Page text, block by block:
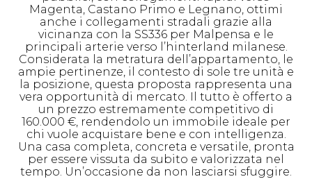
Magenta, Castano Primo e Legnano, ottimi
anche i collegamenti stradali grazie alla
vicinanza con la SS336 per Malpensa e le
principali arterie verso l’hinterland milanese.
Considerata la metratura dell’appartamento, le
ampie pertinenze, il contesto di sole tre unità e
la posizione, questa proposta rappresenta una
vera opportunità di mercato. Il tutto è offerto a
un prezzo estremamente competitivo di
160.000 €, rendendolo un immobile ideale per
chi vuole acquistare bene e con intelligenza.
Una casa completa, concreta e versatile, pronta
per essere vissuta da subito e valorizzata nel
tempo. Un’occasione da non lasciarsi sfuggire.